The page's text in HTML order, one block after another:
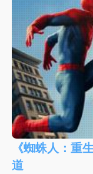
《蜘蛛人：重
道